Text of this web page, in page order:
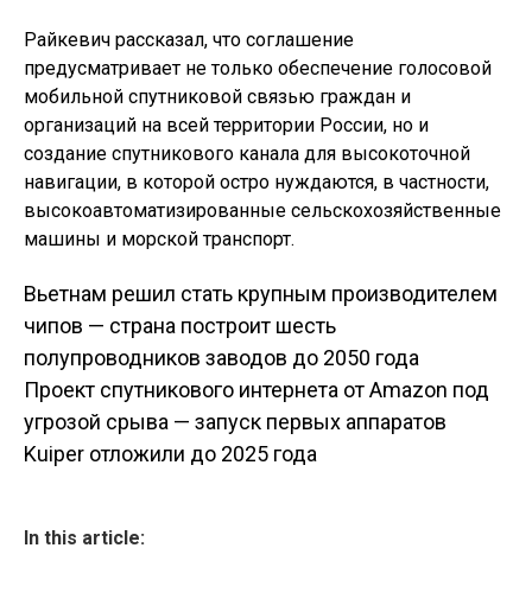
Райкевич рассказал, что соглашение
предусматривает не только обеспечение голосовой
мобильной спутниковой связью граждан и
организаций на всей территории России, но и
создание спутникового канала для высокоточной
навигации, в которой остро нуждаются, в частности,
высокоавтоматизированные сельскохозяйственные
машины и морской транспорт.
Навигация по
записям
Вьетнам решил стать крупным производителем
чипов — страна построит шесть
полупроводников заводов до 2050 года
Проект спутникового интернета от Amazon под
угрозой срыва — запуск первых аппаратов
Kuiper отложили до 2025 года
In this article: